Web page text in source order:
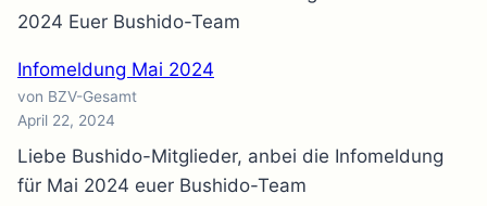
2024 Euer Bushido-Team
Infomeldung Mai 2024
von BZV-Gesamt
April 22, 2024
Liebe Bushido-Mitglieder, anbei die Infomeldung
für Mai 2024 euer Bushido-Team